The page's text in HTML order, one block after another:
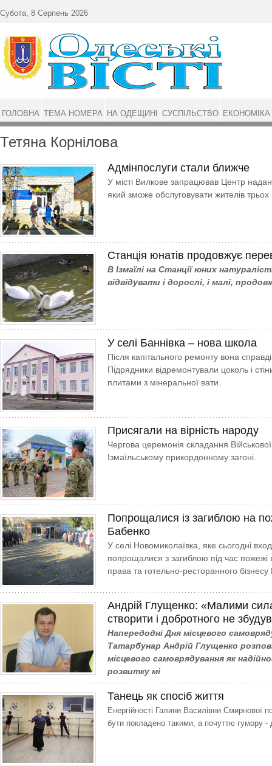
Тетяна Корнілова
Адмінпослуги стали ближче
У місті Вилкове запрацював Центр
який зможе обслуговувати жителів трьох
Станція юнатів продовжує
В Ізмаїлі на Станції юних
відвідувати і дорослі, і малі,
У селі Баннівка – нова школа
Після капітального ремонту вона
Підрядники відремонтували цоколь і
плитами з мінеральної вати.
Присягали на вірність народу
Чергова церемонія складання
Ізмаїльському прикордонному загоні.
Попрощалися із загиблою на
Бабенко
У селі Новомиколаївка, яке сьогодні
попрощалися з загиблою під час пожежі
права та готельно-ресторанного
Андрій Глущенко: «Малими
створити і добротного не
Напередодні Дня місцевого
Татарбунар Андрій Глущенко
місцевого самоврядування як
розвитку мі
Танець як спосіб життя
Енергійності Галини Василівни Смирнової
бути покладено такими, а почуттю гумору -
Субота, 8 Серпень 2026
ГОЛОВНА ТЕМА НОМЕРА НА ОДЕЩИНІ СУСПІЛЬСТВО ЕКОНОМІКА